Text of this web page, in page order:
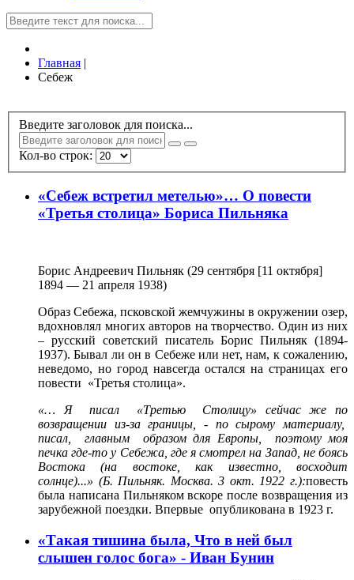
Главная |
Себеж
Введите заголовок для поиска...
Кол-во строк:
«Себеж встретил метелью»… О повести
«Третья столица» Бориса Пильняка
Борис Андреевич Пильняк (29 сентября [11 октября]
1894 — 21 апреля 1938)
Образ Себежа, псковской жемчужины в окружении озер,
вдохновлял многих авторов на творчество. Один из них
– русский советский писатель Борис Пильняк (1894-
1937). Бывал ли он в Себеже или нет, нам, к сожалению,
неведомо, но город навсегда остался на страницах его
повести «Третья столица».
«… Я писал «Третью Столицу» сейчас же по
возвращении из-за границы, - по сырому материалу,
писал, главным образом для Европы,
поэтому моя
печка где-то у Себежа, где я смотрел на Запад, не боясь
Востока (на востоке, как известно, восходит
солнце)...» (Б. Пильняк. Москва. 3 окт. 1922 г.):повесть
была написана Пильняком вскоре после возвращения из
зарубежной поездки. Впервые опубликована в 1923 г.
«Такая тишина была, Что в ней был
слышен голос бога» - Иван Бунин